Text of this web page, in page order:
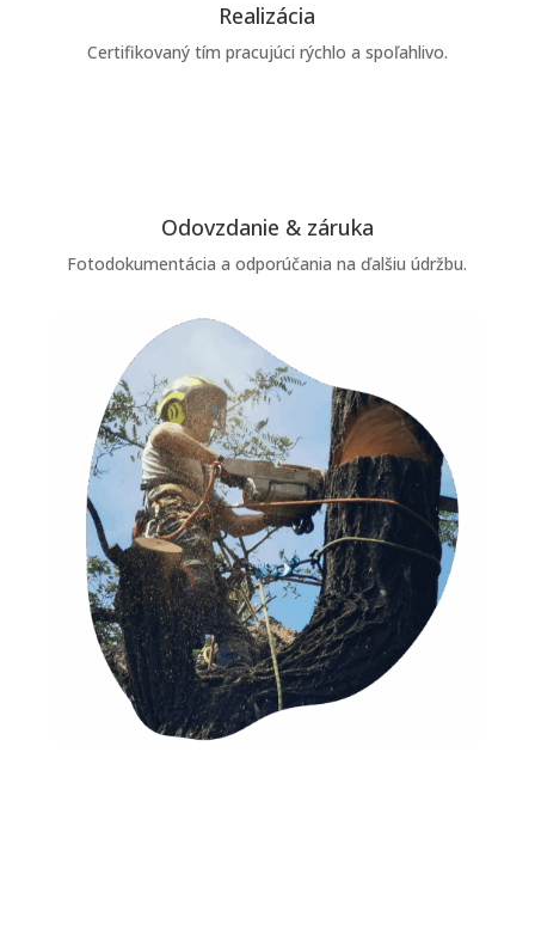
Realizácia
Certifikovaný tím pracujúci rýchlo a spoľahlivo.
Odovzdanie & záruka
Fotodokumentácia a odporúčania na ďalšiu údržbu.